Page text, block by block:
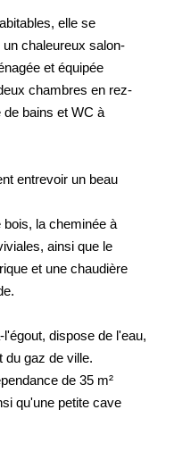
elle se
chaleureux salon-
et équipée
chambres en rez-
bains et WC à
entrevoir un beau
la cheminée à
ainsi que le
et une chaudière
dispose de l'eau,
du gaz de ville.
de 35 m²
qu'une petite cave